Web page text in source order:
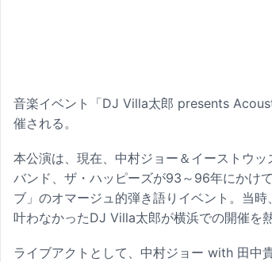
音楽イベント「DJ Villa太郎 presents
催される。
本公演は、現在、中村ジョー＆イーストウ
バンド、ザ・ハッピーズが93～96年にかけ
ブ」のオマージュ的弾き語りイベント。当
叶わなかったDJ Villa太郎が横浜での開催を
ライブアクトとして、中村ジョー with 田中